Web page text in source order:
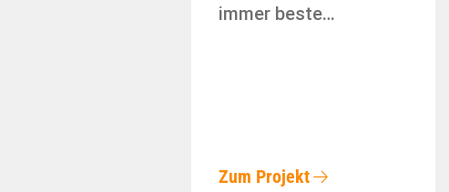
immer beste…
Zum Projekt